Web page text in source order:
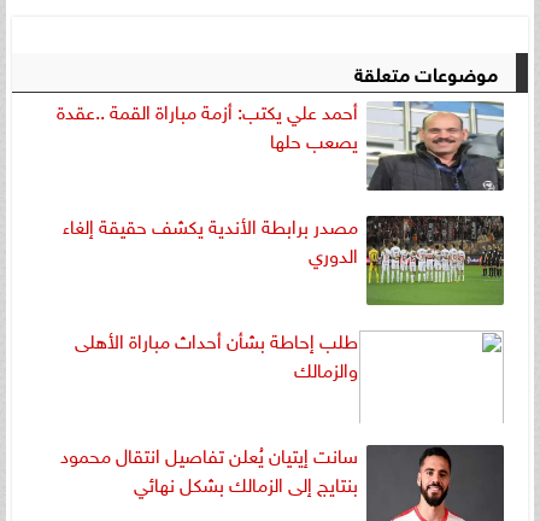
موضوعات متعلقة
أحمد علي يكتب: أزمة مباراة القمة ..عقدة
يصعب حلها
مصدر برابطة الأندية يكشف حقيقة إلغاء
الدوري
طلب إحاطة بشأن أحداث مباراة الأهلى
والزمالك
سانت إيتيان يُعلن تفاصيل انتقال محمود
بنتايج إلى الزمالك بشكل نهائي